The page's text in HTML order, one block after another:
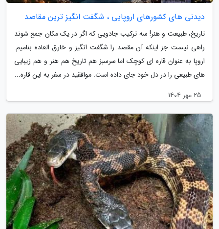
دیدنی های کشورهای اروپایی ، شگفت انگیز ترین مقاصد
تاریخ، طبیعت و هنر! سه ترکیب جادویی که اگر در یک مکان جمع شوند
راهی نیست جز اینکه آن مقصد را شگفت انگیز و خارق العاده بنامیم.
اروپا به عنوان قاره ای کوچک اما سرسبز هم تاریخ هم هنر و هم زیبایی
های طبیعی را در دل خود جای داده است. موافقید در سفر به این قاره...
25 مهر 1404